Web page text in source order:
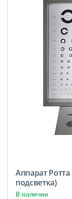
Аппарат
подсветка)
В наличии